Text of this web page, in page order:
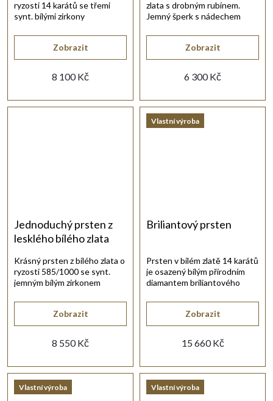
8 100 Kč
Zobrazit
ryzosti 14 karátů se třemi
synt. bílými zirkony
6 300 Kč
Zobrazit
zlata s drobným rubínem.
Jemný šperk s nádechem
Jednoduchý prsten z
lesklého bílého zlata
8 550 Kč
Zobrazit
Krásný prsten z bílého zlata o
ryzosti 585/1000 se synt.
jemným bílým zirkonem
Vlastní výroba
Briliantový prsten
15 660 Kč
Zobrazit
Prsten v bílém zlatě 14 karátů
je osazený bílým přírodním
diamantem briliantového
Vlastní výroba Vlastní výroba